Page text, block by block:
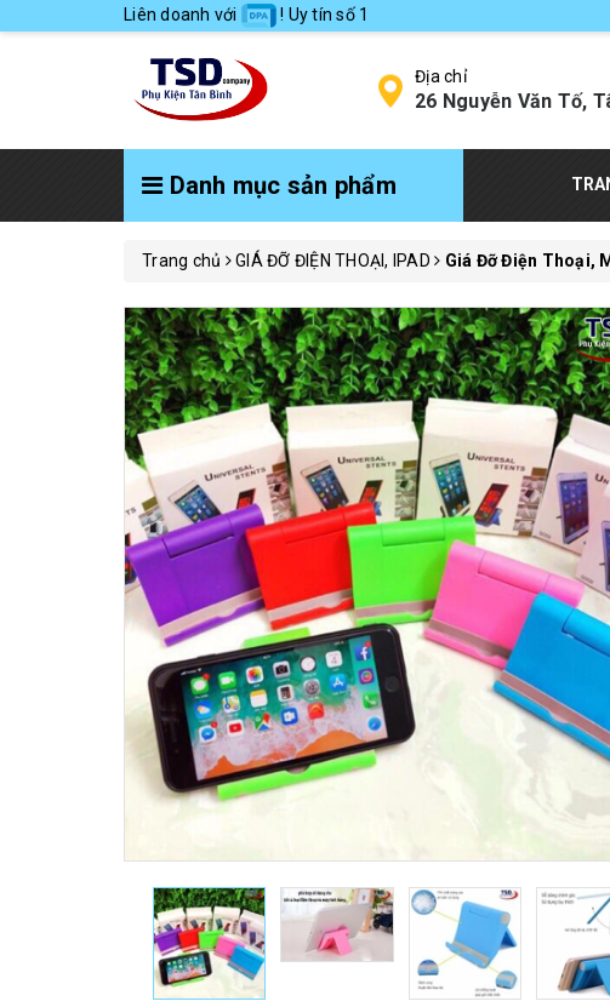
Liên doanh với ! Uy tín số 1
Địa chỉ
26 Nguyễn Văn Tố,
Danh mục sản phẩm
Trang chủ GIÁ ĐỠ ĐIỆN THOẠI, IPAD Giá Đỡ Điện Thoại,